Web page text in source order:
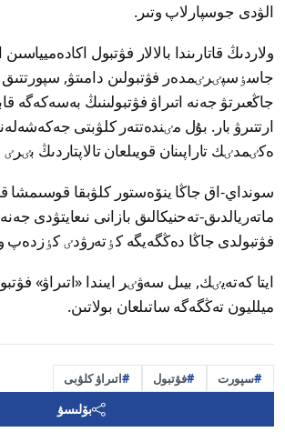
الۋدى جوسپارلاپ وتىر.
ولاردىڭ قاتارىندا بالالار فۋتبول
جاسٶسپٸرٸمدەر فۋتبولىن دامىتۋ, سپورتتىق
جاڭعىرتۋ جەنە اتىراۋ فۋتبولىنىڭ بەسەكەگە
ارتتىرۋ بار. بۇل مٸندەتتەر كلۋبتى
ەكٸمدٸك تاراپىنان قويىلعان تالاپتاردىڭ بٸرٸ
سونداي-اق جاڭا ينۆەستور كلۋبقا قوسىمشا
ماتەريالدىق-تەحنيكالىق بازانى نىعايتۋدى
فۋتبولدى جاڭا دەڭگەيگە كٶتەرۋدٸ كٶزدەپ
ميلليون تەڭگەگە ساتىلعان بولاتىن.
سپورت فۋتبول اتىراۋ كلۋبى
بۆلىسۋ